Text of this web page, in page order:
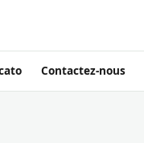
Contactez-nous